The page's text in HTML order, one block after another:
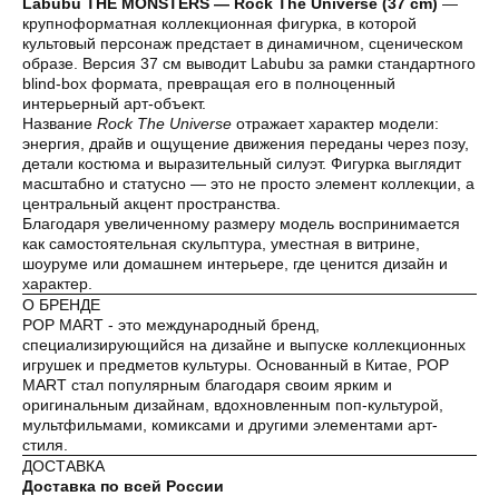
крупноформатная коллекционная фигурка, в которой
культовый персонаж предстает в динамичном, сценическом
образе. Версия 37 см выводит Labubu за рамки стандартного
blind-box формата, превращая его в полноценный
интерьерный арт-объект.
Название Rock The Universe отражает характер модели:
энергия, драйв и ощущение движения переданы через позу,
детали костюма и выразительный силуэт. Фигурка выглядит
масштабно и статусно — это не просто элемент коллекции, а
центральный акцент пространства.
Благодаря увеличенному размеру модель воспринимается
как самостоятельная скульптура, уместная в витрине,
шоуруме или домашнем интерьере, где ценится дизайн и
характер.
О БРЕНДЕ
POP MART - это международный бренд,
специализирующийся на дизайне и выпуске коллекционных
игрушек и предметов культуры. Основанный в Китае, POP
MART стал популярным благодаря своим ярким и
оригинальным дизайнам, вдохновленным поп-культурой,
мультфильмами, комиксами и другими элементами арт-
стиля.
ДОСТАВКА
Доставка по всей России
Оплата частями
Оплатите сегодня 25% стоимости покупки
картой любого банка, остальное — тремя
платежами раз в две недели.
Оплата
сегодня
25%
Через
25%
Через
25%
Через
25%
Без комиссий и переплат
Как обычная оплата картой